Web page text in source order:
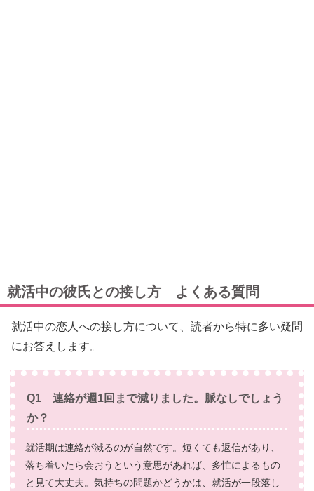
就活中の彼氏との接し方 よくある質問
就活中の恋人への接し方について、読者から特に多い疑問
にお答えします。
Q1 連絡が週1回まで減りました。脈なしでしょう
か？
就活期は連絡が減るのが自然です。短くても返信があり、
落ち着いたら会おうという意思があれば、多忙によるもの
と見て大丈夫。気持ちの問題かどうかは、就活が一段落し